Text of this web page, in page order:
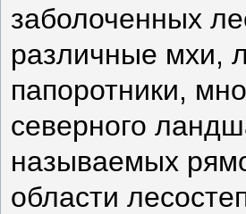
заболоченных
различные мхи,
папоротники,
северного
называемых
области